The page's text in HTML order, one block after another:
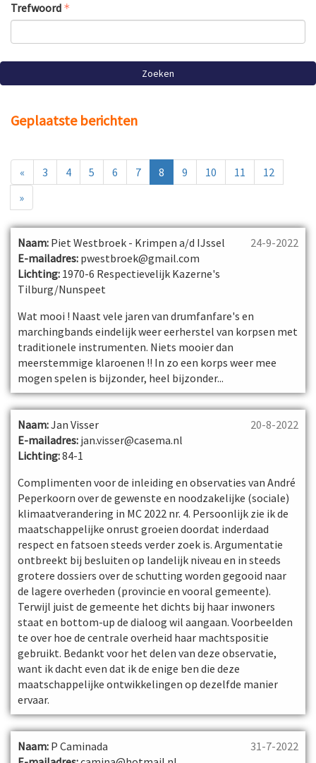
Trefwoord
Zoeken
Geplaatste berichten
« 3 4 5 6 7 8 9 10 11
12
»
Naam: Piet Westbroek - Krimpen a/d IJssel
24-9-2022
E-mailadres: pwestbroek@gmail.com
Lichting: 1970-6 Respectievelijk Kazerne's
Tilburg/Nunspeet
Wat mooi ! Naast vele jaren van drumfanfare's en
marchingbands eindelijk weer eerherstel van korpsen met
traditionele instrumenten. Niets mooier dan
meerstemmige klaroenen !! In zo een korps weer mee
mogen spelen is bijzonder, heel bijzonder...
Naam:Jan Visser
20-8-2022
E-mailadres: jan.visser@casema.nl
Lichting:84-1
Complimenten voor de inleiding en observaties van André
Peperkoorn over de gewenste en noodzakelijke (sociale)
klimaatverandering in MC 2022 nr. 4. Persoonlijk zie ik de
maatschappelijke onrust groeien doordat inderdaad
respect en fatsoen steeds verder zoek is. Argumentatie
ontbreekt bij besluiten op landelijk niveau en in steeds
grotere dossiers over de schutting worden gegooid naar
de lagere overheden (provincie en vooral gemeente).
Terwijl juist de gemeente het dichts bij haar inwoners
staat en bottom-up de dialoog wil aangaan. Voorbeelden
te over hoe de centrale overheid haar machtspositie
gebruikt. Bedankt voor het delen van deze observatie,
want ik dacht even dat ik de enige ben die deze
maatschappelijke ontwikkelingen op dezelfde manier
ervaar.
Naam: P Caminada
31-7-2022